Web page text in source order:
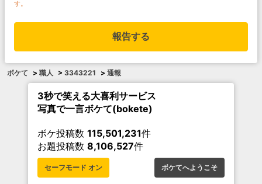
す。
報告する
ボケて > 職人 > 3343221 > 通報
3秒で笑える大喜利サービス
写真で一言ボケて(bokete)
ボケ投稿数 115,501,231件
お題投稿数 8,106,527件
セーフモード オン ボケてへようこそ